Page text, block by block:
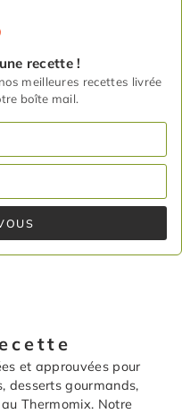
recette !
meilleures recettes livrée
boîte mail.
et approuvées pour
desserts gourmands,
Thermomix. Notre